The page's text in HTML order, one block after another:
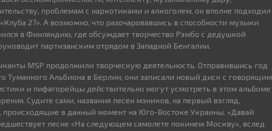
проблемам с наркотиками и алкоголем, он вполне подходил
27». А возможно, что разочаровавшись в способности музыки
в Финляндию, где обсуждает творчество Рэмбо с дедушкой
партизанским отрядом в Западной Бенгалии.
MSP продолжили творческую деятельность. Отправившись год
Туманного Альбиона в Берлин, они записали новый диск с говорящим
и пифагорейцы действительно могут усмотреть в этом альбоме
Судите сами, названия песен мэников, на первый взгляд,
происходящие в данный момент на Юго-Востоке Украины. «Давай
песне «На следующем самолете покинем Москву», вслед